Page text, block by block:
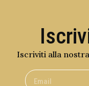
Iscriviti alla